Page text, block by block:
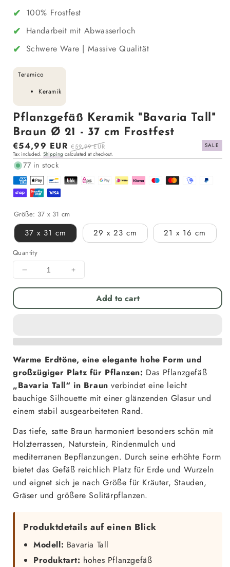
✔ 100% Frostfest
✔ Handarbeit mit Abwasserloch
✔ Schwere Ware | Massive Qualität
Teramico
Keramik
Pflanzgefäß Keramik "Bavaria Tall"
Braun Ø 21 - 37 cm Frostfest
Sale
price
€54,99 EUR Regular
price
€59,99 EUR
SALE
Tax included. Shipping calculated at checkout.
77 in stock
Größe: 37 x 31 cm
37 x 31 cm 29 x 23 cm 21 x 16 cm
Quantity
Decrease
quantity
Pflanzgefäß
Tall&quot;
Ø
21
-
37
cm
Frostfest
Increase
quantity
Pflanzgefäß
Tall&quot;
Ø
21
-
cm
Frostfest
Add to cart
Warme Erdtöne, eine elegante hohe Form und
großzügiger Platz für Pflanzen: Das Pflanzgefäß
„Bavaria Tall“ in Braun verbindet eine leicht
bauchige Silhouette mit einer glänzenden Glasur und
einem stabil ausgearbeiteten Rand.
Das tiefe, satte Braun harmoniert besonders schön mit
Holzterrassen, Naturstein, Rindenmulch und
mediterranen Bepflanzungen. Durch seine erhöhte Form
bietet das Gefäß reichlich Platz für Erde und Wurzeln
und eignet sich je nach Größe für Kräuter, Stauden,
Gräser und größere Solitärpflanzen.
Produktdetails auf einen Blick
Modell: Bavaria Tall
Produktart: hohes Pflanzgefäß